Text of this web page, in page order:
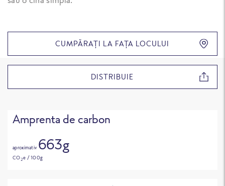
CUMPĂRAȚI LA FAȚA LOCULUI
DISTRIBUIE
Amprenta de carbon
aproximativ 663g
CO2e / 100g